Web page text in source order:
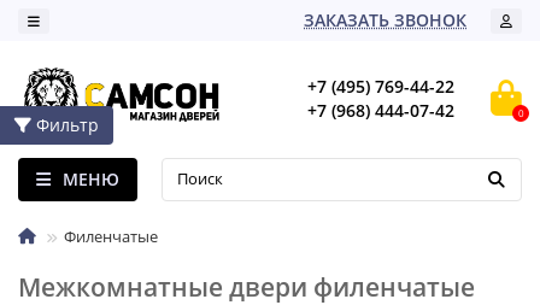
ЗАКАЗАТЬ ЗВОНОК
+7 (495) 769-44-22
+7 (968) 444-07-42
0
МЕНЮ
Филенчатые
Межкомнатные двери филенчатые
Фильтр